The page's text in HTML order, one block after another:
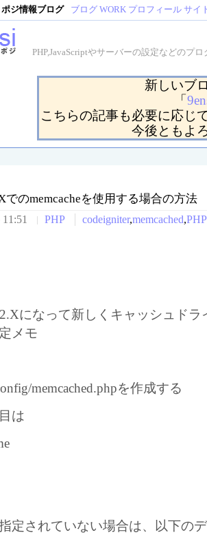
ジ情報ブログ ブログ WORK プロフィール サイ
PHP,JavaScriptやサーバーの設定などのプ
新しいブ
「
こちらの記事も必要に応じ
今後ともよ
でのmemcacheを使用する場合の方法
PHP codeigniter,memcached,PHP
になって新しくキャッシュド
メモ
memcached.phpを作成する
は
定されていない場合は、以下の